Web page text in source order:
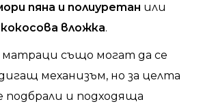
пяна и полиуретан или
вложка.
също могат да се
механизъм, но за целта
подбрали и подходяща